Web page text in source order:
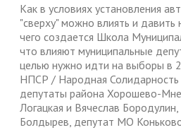
Как в условиях установления
"сверху" можно влиять и давить
чего создается Школа
что влияют муниципальные
целью нужно идти на выборы в
НПСР / Народная Солидарность
депутаты района Хорошево-
Логацкая и Вячеслав
Болдырев, депутат МО